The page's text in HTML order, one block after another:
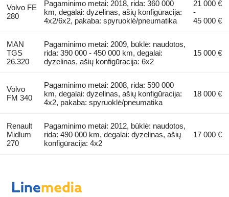
Volvo FE
280
Pagaminimo metai: 2018, rida: 360 000
km, degalai: dyzelinas, ašių konfigūracija:
4x2/6x2, pakaba: spyruoklė/pneumatika
21 000 €
-
45 000 €
MAN
TGS
26.320
Pagaminimo metai: 2009, būklė: naudotos,
rida: 390 000 - 450 000 km, degalai:
dyzelinas, ašių konfigūracija: 6x2
15 000 €
Volvo
FM 340
Pagaminimo metai: 2008, rida: 590 000
km, degalai: dyzelinas, ašių konfigūracija:
4x2, pakaba: spyruoklė/pneumatika
18 000 €
Renault
Midlum
270
Pagaminimo metai: 2012, būklė: naudotos,
rida: 490 000 km, degalai: dyzelinas, ašių
konfigūracija: 4x2
17 000 €